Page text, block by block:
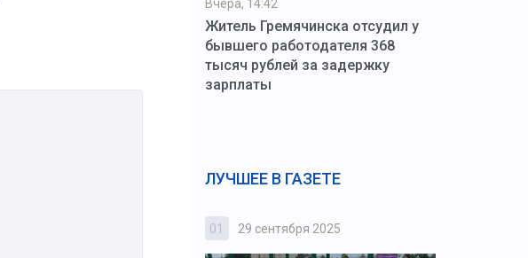
Вчера, 14:42
Житель Гремячинска отсудил у
бывшего работодателя 368
тысяч рублей за задержку
зарплаты
ЛУЧШЕЕ В ГАЗЕТЕ
01 29 сентября 2025